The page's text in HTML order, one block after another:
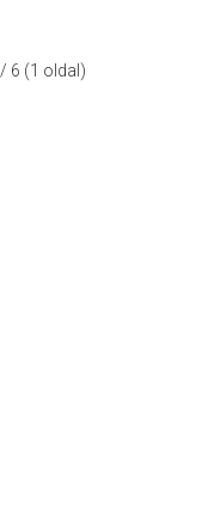
/ 6 (1 oldal)